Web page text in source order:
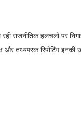
राजनीतिक हलचलों पर
और तथ्यपरक रिपोर्टिंग